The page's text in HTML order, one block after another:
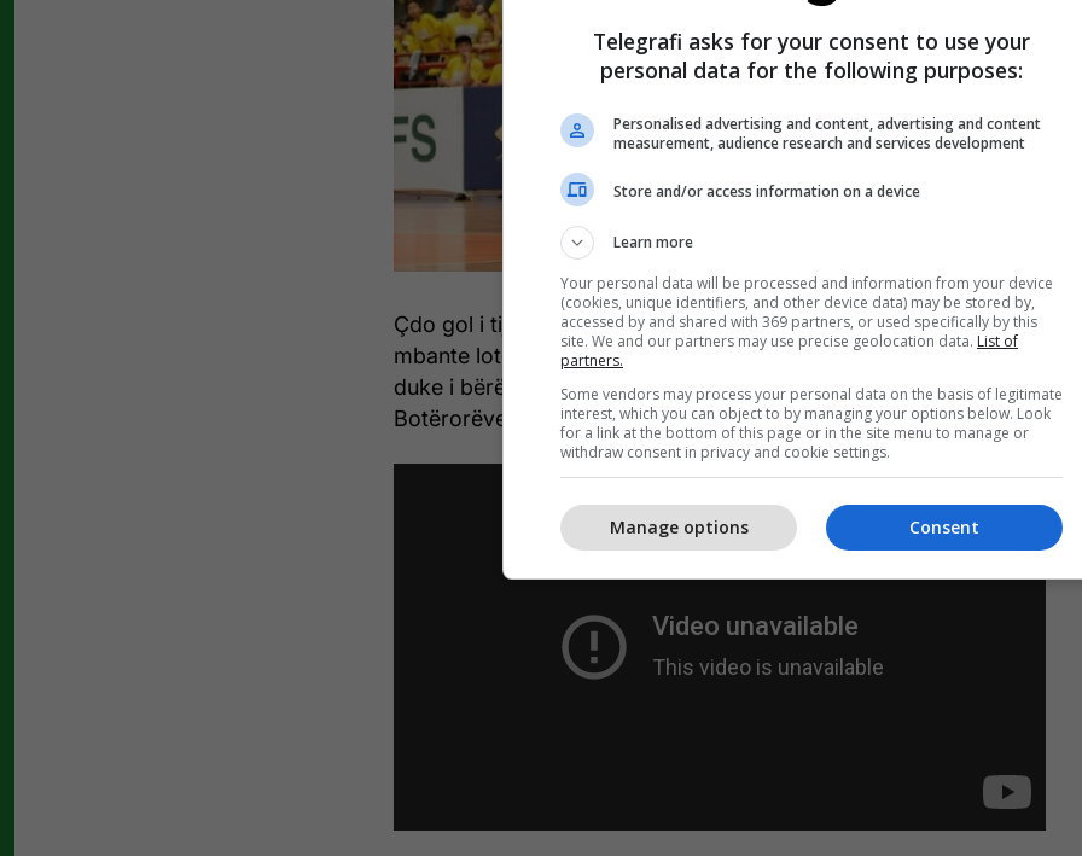
Çdo gol i tij është një spektakël, por kampioni nuk arriti të
mbante lotët. Kundër Mozambikut kishte thyer rekordin e Tobias
duke i bërë me 45 gola shënuesi më i mirë i historisë së
Botërorëve.
Telegrafi asks for your consent to use your
personal data for the following purposes:
Personalised advertising and content, advertising and content
measurement, audience research and services development
Store and/or access information on a device
Learn more
Your personal data will be processed and information from your device
(cookies, unique identifiers, and other device data) may be stored by,
accessed by and shared with 369 partners, or used specifically by this
site. We and our partners may use precise geolocation data. List of
partners.
Some vendors may process your personal data on the basis of legitimate
interest, which you can object to by managing your options below. Look
for a link at the bottom of this page or in the site menu to manage or
withdraw consent in privacy and cookie settings.
Consent
Manage options